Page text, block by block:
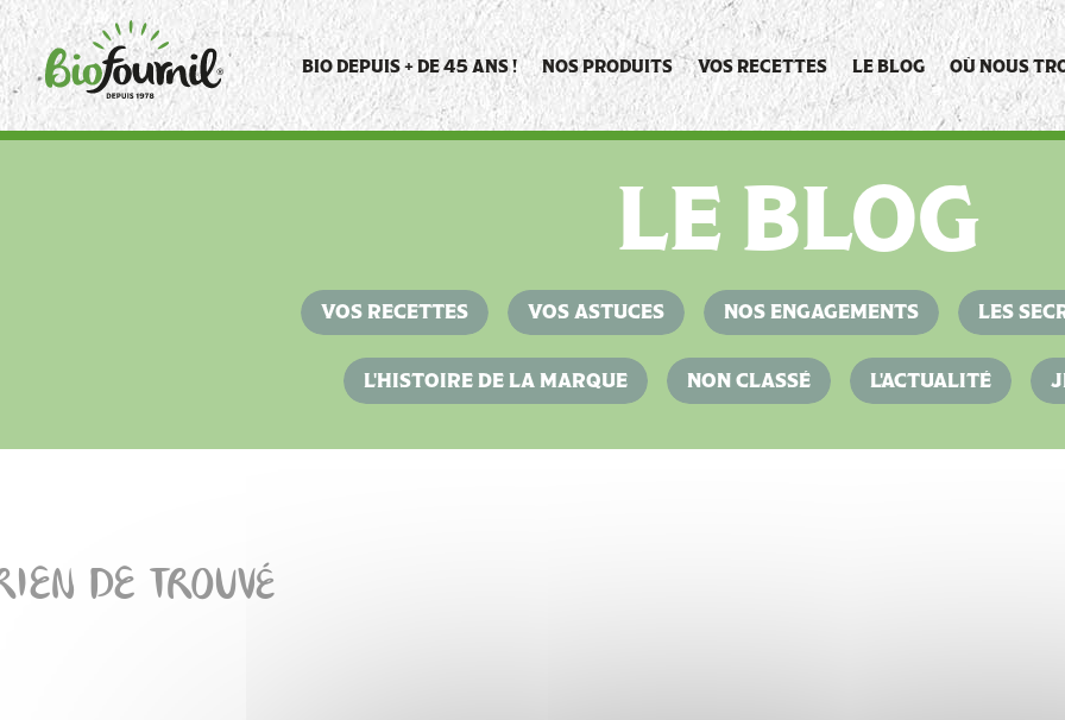
BIO DEPUIS + DE 45 ANS ! NOS PRODUITS VOS RECETTES LE BLOG OÙ NOUS
LE BLOG
VOS RECETTES VOS ASTUCES NOS ENGAGEMENTS LES
L'HISTOIRE DE LA MARQUE NON CLASSÉ L'ACTUALITÉ
DE TROUVÉ
Panneau de gestion des cookies